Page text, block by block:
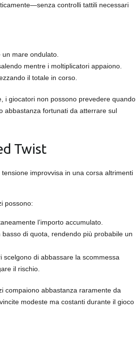
controlli tattili necessari
mare ondulato.
mentre i moltiplicatori appaiono.
il totale in corso.
i giocatori non possono prevedere quando
abbastanza fortunati da atterrare sul
Twist
improvvisa in una corsa altrimenti
possono:
l’importo accumulato.
basso di quota, rendendo più probabile un
scelgono di abbassare la scommessa
il rischio.
compaiono abbastanza raramente da
modeste ma costanti durante il gioco